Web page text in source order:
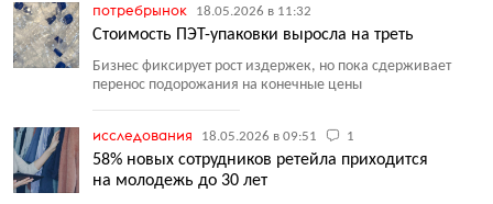
потребрынок 18.05.2026 в 11:32
Стоимость ПЭТ-упаковки выросла на треть
Бизнес фиксирует рост издержек, но пока сдерживает
перенос подорожания на конечные цены
исследования 18.05.2026 в 09:51 1
58% новых сотрудников ретейла приходится
на молодежь до 30 лет